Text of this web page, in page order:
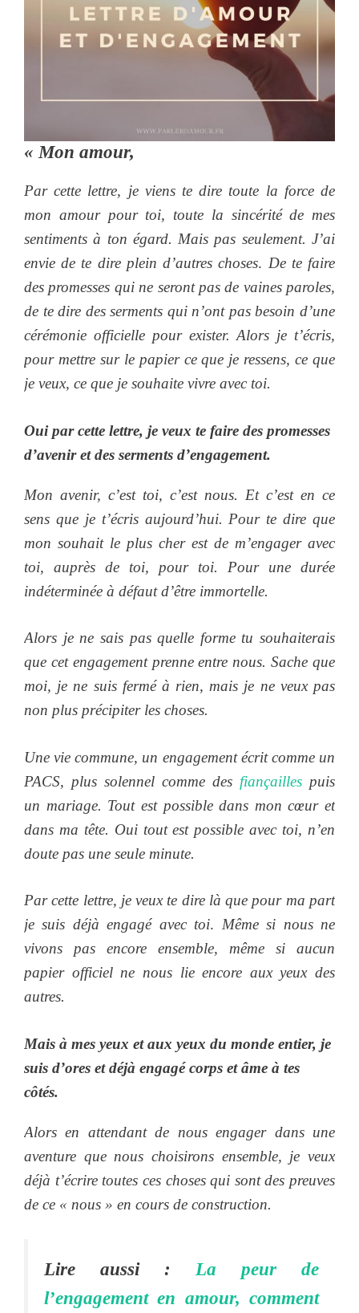
« Mon amour,
Par cette lettre, je viens te dire toute la force de
mon amour pour toi, toute la sincérité de mes
sentiments à ton égard. Mais pas seulement. J’ai
envie de te dire plein d’autres choses. De te faire
des promesses qui ne seront pas de vaines paroles,
de te dire des serments qui n’ont pas besoin d’une
cérémonie officielle pour exister. Alors je t’écris,
pour mettre sur le papier ce que je ressens, ce que
je veux, ce que je souhaite vivre avec toi.
Oui par cette lettre, je veux te faire des promesses
d’avenir et des serments d’engagement.
Mon avenir, c’est toi, c’est nous. Et c’est en ce
sens que je t’écris aujourd’hui. Pour te dire que
mon souhait le plus cher est de m’engager avec
toi, auprès de toi, pour toi. Pour une durée
indéterminée à défaut d’être immortelle.
Alors je ne sais pas quelle forme tu souhaiterais
que cet engagement prenne entre nous. Sache que
moi, je ne suis fermé à rien, mais je ne veux pas
non plus précipiter les choses.
Une vie commune, un engagement écrit comme un
PACS, plus solennel comme des fiançailles puis
un mariage. Tout est possible dans mon cœur et
dans ma tête. Oui tout est possible avec toi, n’en
doute pas une seule minute.
Par cette lettre, je veux te dire là que pour ma part
je suis déjà engagé avec toi. Même si nous ne
vivons pas encore ensemble, même si aucun
papier officiel ne nous lie encore aux yeux des
autres.
Mais à mes yeux et aux yeux du monde entier, je
suis d’ores et déjà engagé corps et âme à tes
côtés.
Alors en attendant de nous engager dans une
aventure que nous choisirons ensemble, je veux
déjà t’écrire toutes ces choses qui sont des preuves
de ce « nous » en cours de construction.
Lire aussi : La peur de
l’engagement en amour, comment